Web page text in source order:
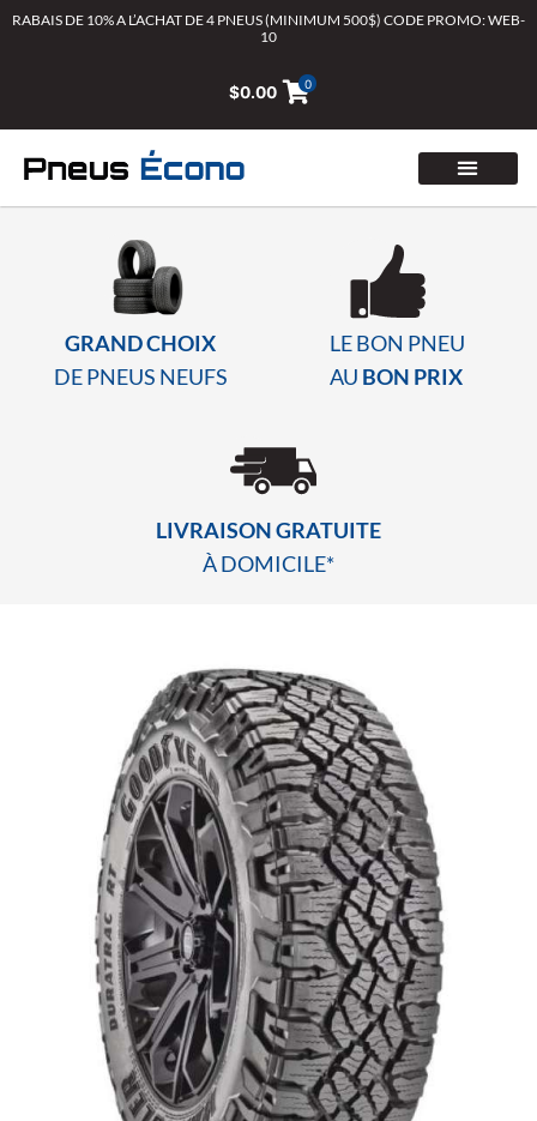
AllerRABAIS DE 10% A L’ACHAT DE 4 PNEUS (MINIMUM 500$) CODE PROMO: WEB-
10
$0.00 0
GRAND CHOIX
DE PNEUS NEUFS
LE BON PNEU
AU BON PRIX
LIVRAISON GRATUITE
À DOMICILE*